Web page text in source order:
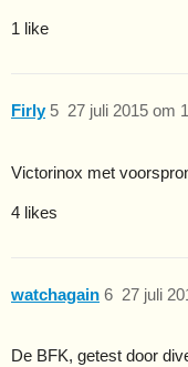
1 like
Firly 27 juli 2015 om
5
Victorinox met
4 likes
watchagain 27 juli
6
De BFK, getest door